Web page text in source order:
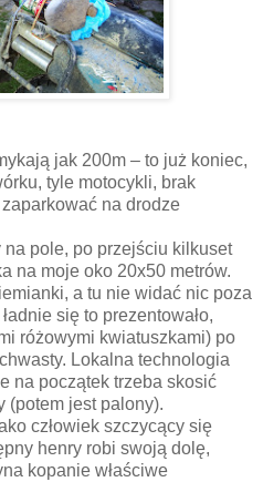
jak 200m – to już koniec,
tyle motocykli, brak
na drodze
pole, po przejściu kilkuset
na moje oko 20x50 metrów.
a tu nie widać nic poza
się to prezentowało,
różowymi kwiatuszkami) po
Lokalna technologia
na początek trzeba skosić
(potem jest palony).
człowiek szczycący się
henry robi swoją dolę,
kopanie właściwe